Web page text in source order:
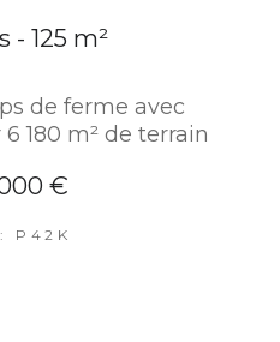
- 125 m²
de ferme avec
180 m² de terrain
€
P42K